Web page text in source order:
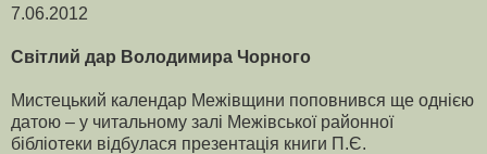
7.06.2012
Світлий дар Володимира Чорного
Мистецький календар Межівщини поповнився ще однією
датою – у читальному залі Межівської районної
бібліотеки відбулася презентація книги П.Є.